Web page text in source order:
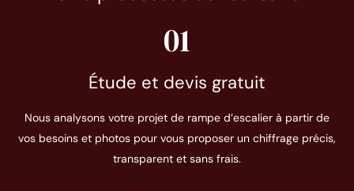
01
Étude et devis gratuit
Nous analysons votre projet de rampe d’escalier à partir de
vos besoins et photos pour vous proposer un chiffrage précis,
transparent et sans frais.